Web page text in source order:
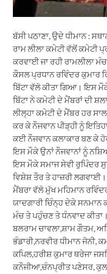
ਬੱਸੀ ਪਠਾਣਾ, ਉਦੇ ਧੀਮਾਨ :
ਰਾਮ ਲੀਲਾ ਕਮੇਟੀ ਵੱਲੋਂ ਕਮੇਟੀ
ਕਰਵਾਈ ਜਾ ਰਹੀ ਰਾਮਲੀਲਾ
ਕੌਸਲ ਪ੍ਰਧਾਨ ਰਵਿੰਦਰ ਕੁਮਾਰ
ਬਿੱਟਾ ਵੱਲੋ ਕੀਤਾ ਗਿਆ। ਇਸ
ਬਿੱਟਾ ਨੇ ਕਮੇਟੀ ਦੇ ਮੈਂਬਰਾਂ ਦੀ
ਲੀਲ੍ਹਾ ਕਮੇਟੀ ਦੇ ਮੈਂਬਰ ਹਰ
ਕਰ ਕੇ ਨੌਜਵਾਨ ਪੀੜ੍ਹੀ ਨੂੰ
ਕਈ ਨੌਜਵਾਨ ਕਲਾਕਾਰ ਬਣ ਕੇ
ਇਸ ਮੌਕੇ ਉਨਾਂ ਨੌਜਵਾਨਾਂ ਨੂੰ
ਇਸ ਮੌਕੇ ਸਮਾਜ ਸੇਵੀ ਰੁਪਿੰਦਰ
ਵਿਸ਼ੇਸ਼ ਤੌਰ ਤੇ ਹਾਜ਼ਰੀ
ਮੈਂਬਰਾ ਵੱਲੋ ਮੁੱਖ ਮਹਿਮਾਨ
ਯਾਦਗਾਰੀ ਚਿੰਨ੍ਹ ਦੇਕੇ ਸਨਮਾਨ
ਮੰਚ ਤੇ ਪਹੁੰਚਣ ਤੇ ਧੰਨਵਾਦ
ਬਲਰਾਮ ਚਾਵਲਾ,ਸ਼ਾਮ ਗੌਤਮ,
ਭੰਡਾਰੀ,ਨਰਵੀਰ ਧੀਮਾਨ ਜੋਨੀ,
ਕਪਿਲ,ਹਰੀਸ਼ ਕੁਮਾਰ ਥਰੇਜਾ
ਕਨੌਜੀਆ,ਚੰਨਪ੍ਰੀਤ ਪਣੇਸਰ,